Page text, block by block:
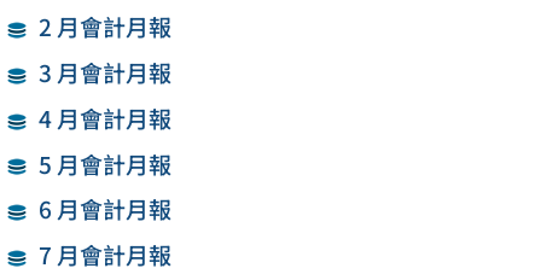
2 月會計月報
3 月會計月報
4 月會計月報
5 月會計月報
6 月會計月報
7 月會計月報